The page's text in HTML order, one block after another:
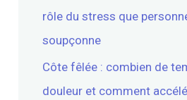
rôle du stress que
soupçonne
Côte fêlée : combien de
douleur et comment